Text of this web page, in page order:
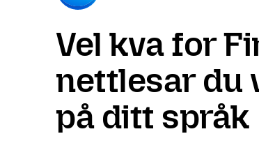
Vel kva for
nettlesar du
på ditt språk